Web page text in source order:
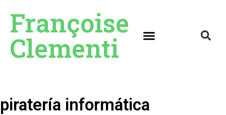
Françoise
Clementi
piratería informática